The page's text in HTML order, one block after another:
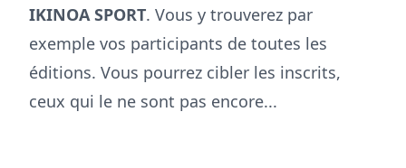
IKINOA SPORT. Vous y trouverez par
exemple vos participants de toutes les
éditions. Vous pourrez cibler les inscrits,
ceux qui le ne sont pas encore...